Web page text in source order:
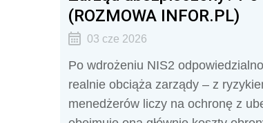
(ROZMOWA INFOR.PL)
03 cze 2026
Po wdrożeniu NIS2
realnie obciąża zarządy – z
menedżerów liczy na ochronę z